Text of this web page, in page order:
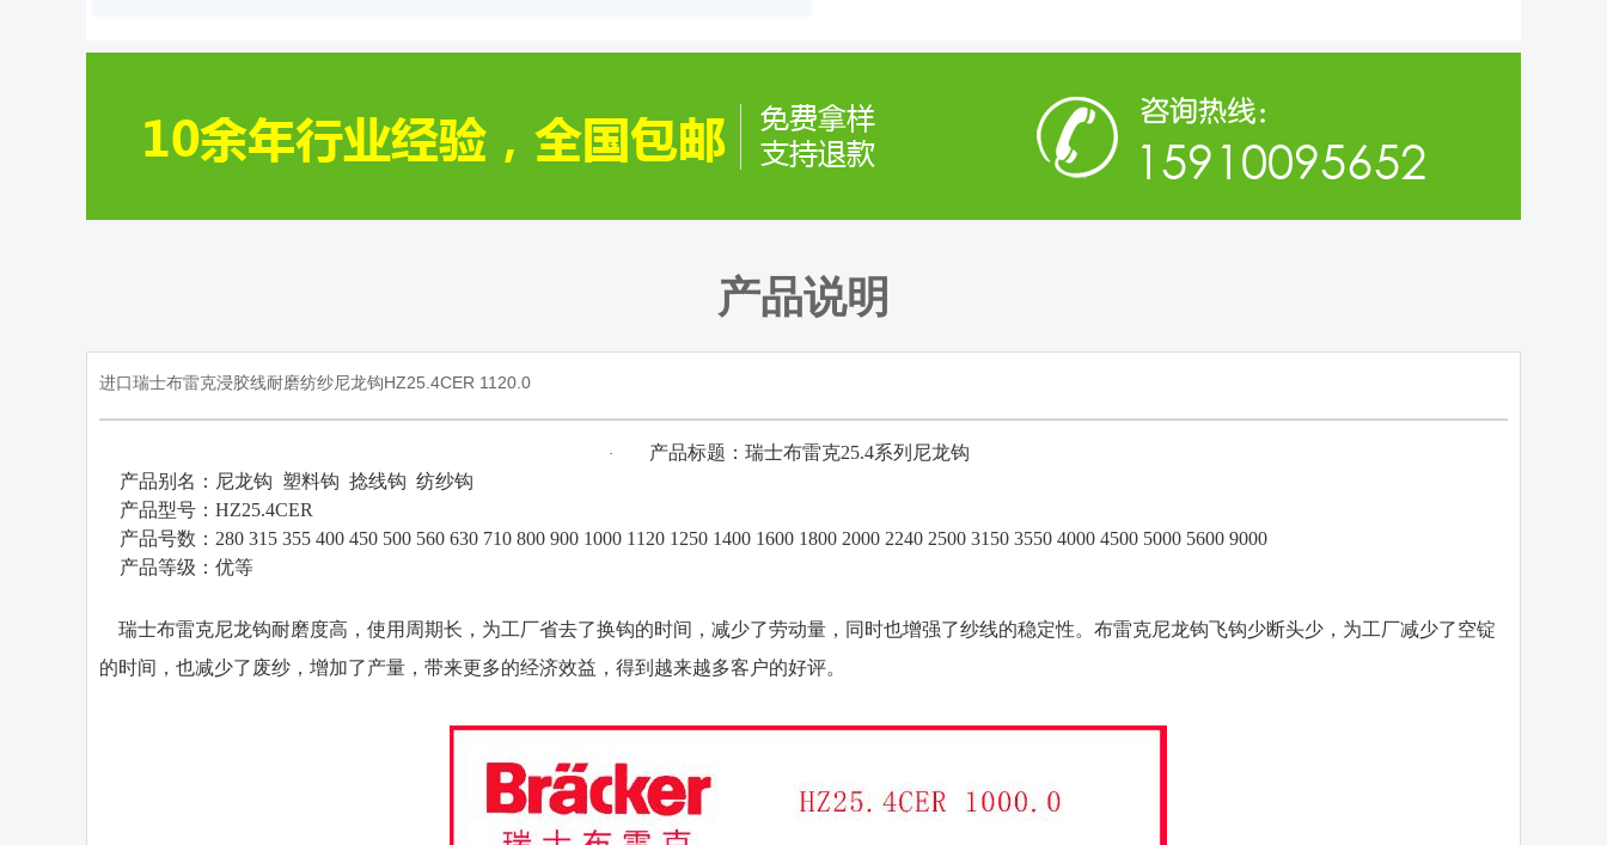
产品说明
进口瑞士布雷克浸胶线耐磨纺纱尼龙钩HZ25.4CER 1120.0
· 产品标题：瑞士布雷克25.4系列尼龙钩
产品别名： 尼龙钩 塑料钩 捻线钩 纺纱钩
产品型号：HZ25.4CER
产品号数： 280 315 355 400 450 500 560 630 710 800 900 1000 1120 1250 1400 1600 1800 2000 2240 2500 3150 3550 4000 4500 5000 5600 9000
产品等级：优等
瑞士布雷克尼龙钩耐磨度高，使用周期长，为工厂省去了换钩的时间，减少了劳动量，同时也增强了纱线的稳定性。布雷克尼龙钩飞钩少断头少，为工厂减少了空锭
的时间，也减少了废纱，增加了产量，带来更多的经济效益，得到越来越多客户的好评。